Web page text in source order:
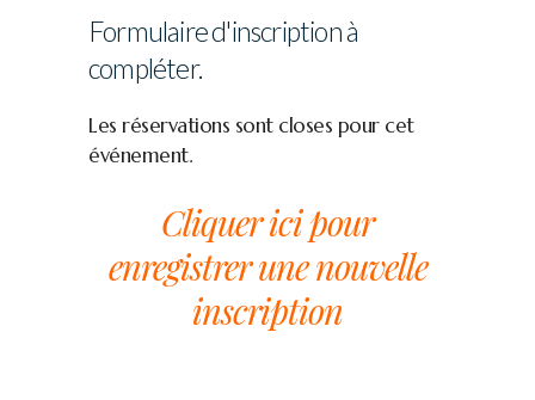
Formulaire d'inscription à
compléter.
Les réservations sont closes pour cet
événement.
Cliquer ici pour
enregistrer une nouvelle
inscription